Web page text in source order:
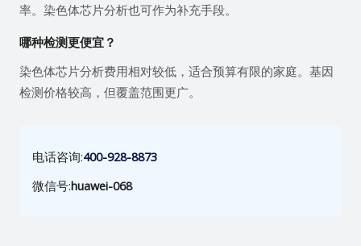
率。染色体芯片分析也可作为补充手段。
哪种检测更便宜？
染色体芯片分析费用相对较低，适合预算有限的家庭。基因
检测价格较高，但覆盖范围更广。
电话咨询:400-928-8873
微信号:huawei-068